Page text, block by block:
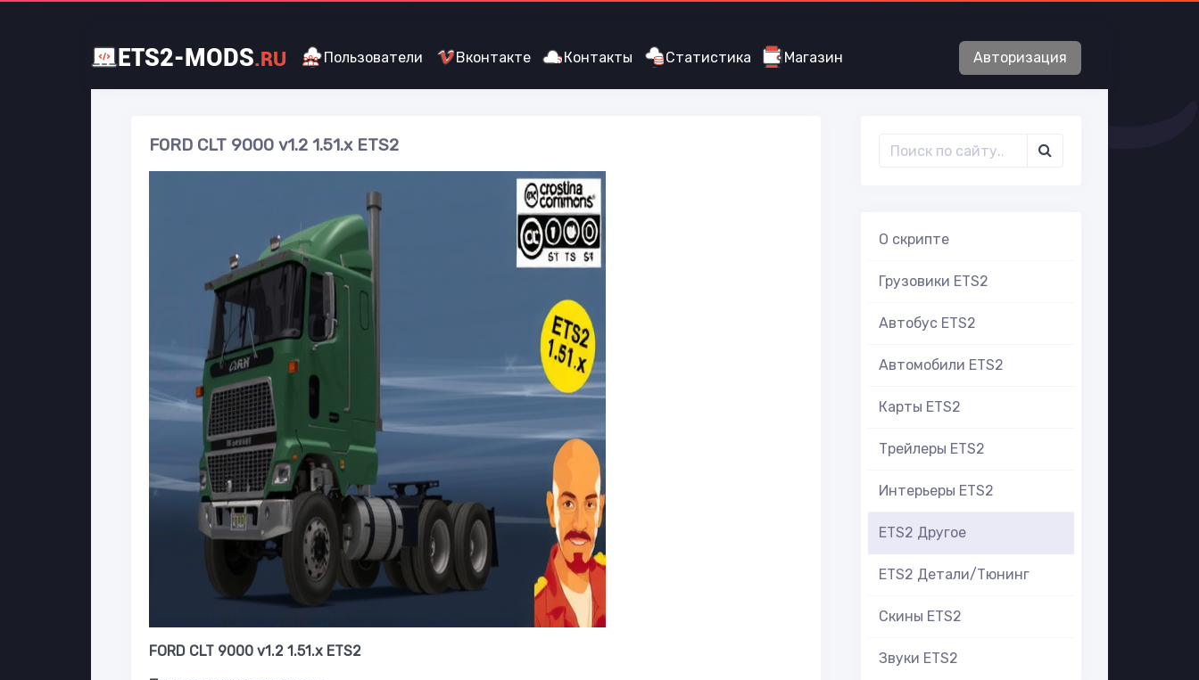
ETS2-MODS.RU Пользователи Вконтакте Контакты Статистика Магазин Авторизация
FORD CLT 9000 v1.2 1.51.x ETS2
FORD CLT 9000 v1.2 1.51.x ETS2
О скрипте
Грузовики ETS2
Автобус ETS2
Автомобили ETS2
Карты ETS2
Трейлеры ETS2
Интерьеры ETS2
ETS2 Другое
ETS2 Детали/Тюнинг
Скины ETS2
Звуки ETS2